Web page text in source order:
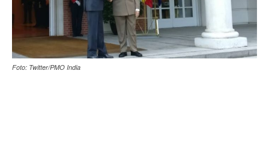
Foto: Twitter/PMO India